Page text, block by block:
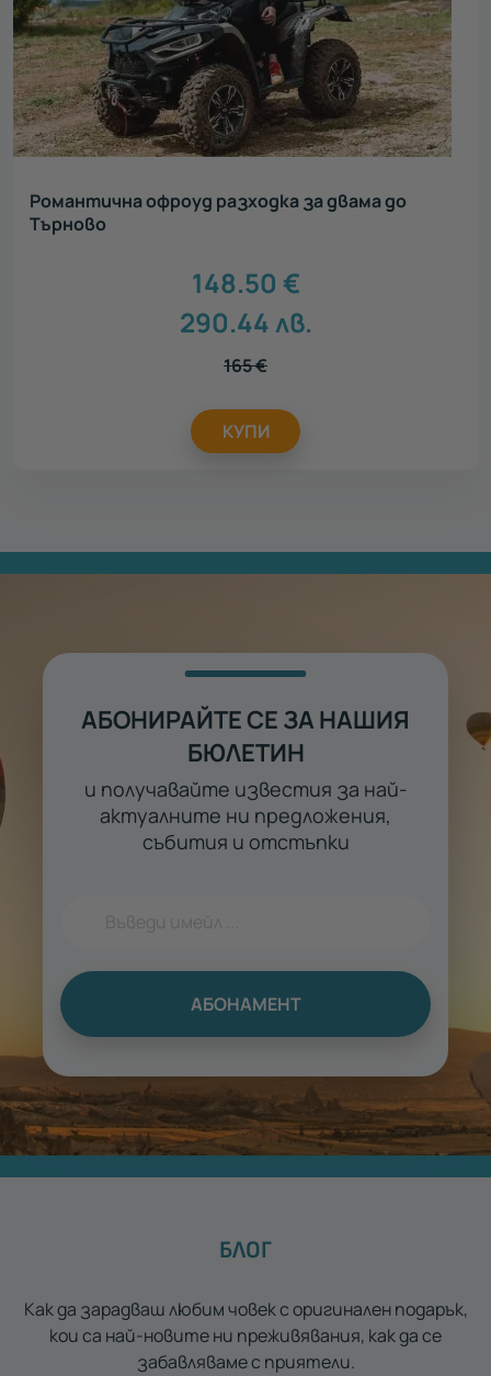
Романтична офроуд разходка за двама до
Търново
148.50 €
290.44лв.
165€
КУПИ
АБОНИРАЙТЕ СЕ ЗА НАШИЯ
БЮЛЕТИН
и получавайте известия за най-
актуалните ни предложения,
събития и отстъпки
АБОНАМЕНТ
БЛОГ
Как да зарадваш любим човек с оригинален подарък,
кои са най-новите ни преживявания, как да се
забавляваме с приятели.